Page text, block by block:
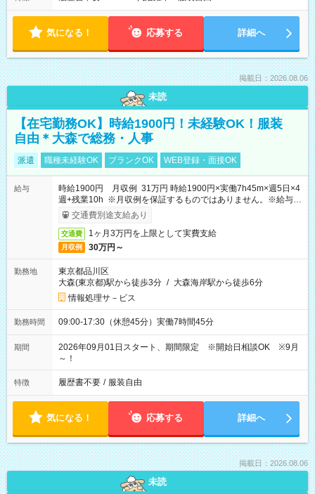
気になる！ 応募する 詳細へ
掲載日：2026.08.06
未読
【在宅勤務OK】時給1900円！未経験OK！服装
自由＊大森で総務・人事
派遣 職種未経験OK ブランクOK WEB登録・面接OK
給与
時給1900円 月収例 31万円 時給1900円×実働7h45m×週5日×4
週+残業10h ※月収例を保証するものではありません。※給与即
受取りサービス利用可（利用条件有）
交通費別途支給あり
交通費 1ヶ月3万円を上限として実費支給
月収例 30万円～
勤務地
東京都品川区
大森(東京都)駅から徒歩3分 / 大森海岸駅から徒歩6分
情報処理サ－ビス
勤務時間 09:00-17:30（休憩45分）実働7時間45分
期間
2026年09月01日スタート、期間限定 ※開始日相談OK ※9月
～！
特徴 履歴書不要 / 服装自由
気になる！ 応募する 詳細へ
掲載日：2026.08.06
未読